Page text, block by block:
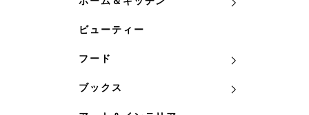
ビューティー
フード
ブックス